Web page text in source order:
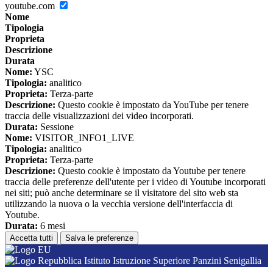
youtube.com
Nome
Tipologia
Proprieta
Descrizione
Durata
Nome: YSC
Tipologia: analitico
Proprieta: Terza-parte
Descrizione: Questo cookie è impostato da YouTube per tenere
traccia delle visualizzazioni dei video incorporati.
Durata: Sessione
Nome: VISITOR_INFO1_LIVE
Tipologia: analitico
Proprieta: Terza-parte
Descrizione: Questo cookie è impostato da Youtube per tenere
traccia delle preferenze dell'utente per i video di Youtube incorporati
nei siti; può anche determinare se il visitatore del sito web sta
utilizzando la nuova o la vecchia versione dell'interfaccia di
Youtube.
Durata: 6 mesi
Accetta tutti Salva le preferenze
Istituto Istruzione Superiore Panzini Senigallia